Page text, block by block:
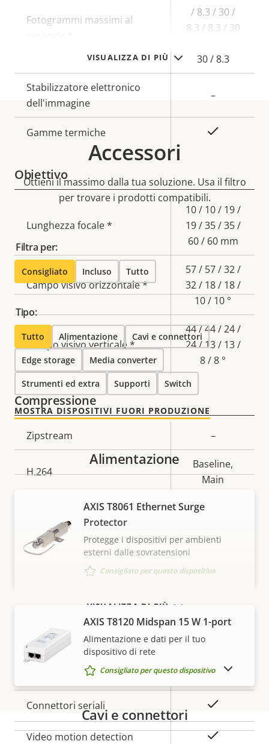
VISUALIZZA DI PIÙ
Fotogrammi massimi al
/ 8.3 / 30 /
8.3 / 8.3 / 30
30 / 8.3
Stabilizzatore elettronico
dell'immagine
–
Gamme termiche
Obiettivo
della
proprietà
Lunghezza focale *
10 / 10 / 19 /
19 / 35 / 35 /
60 / 60 mm
Campo visivo orizzontale *
57 / 57 / 32 /
32 / 18 / 18 /
10 / 10 °
Campo visivo verticale *
44 / 44 / 24 /
24 / 13 / 13 /
8 / 8 °
Compressione
Descrizione
della
proprietà
della
proprietà
Zipstream –
H.264
Baseline,
Main
Descrizione
Valore
della
Supporto audio
della
proprietà
Valore
della
proprietà
Rilevamento di suoni –
Antimanomissione attiva
Ingressi/uscite allarmi -
Connettori seriali
Video motion detection
Accessori
Ottieni il massimo dalla tua soluzione. Usa il filtro
per trovare i prodotti compatibili.
Filtra per:
Consigliato Incluso Tutto
Tipo:
Tutto Alimentazione Cavi e connettori
Edge storage Media converter
Strumenti ed extra Supporti Switch
MOSTRA DISPOSITIVI FUORI PRODUZIONE
VISUALIZZA DI PIÙ
Alimentazione
AXIS T8061 Ethernet Surge
Protector
Protegge i dispositivi per ambienti
esterni dalle sovratensioni
Consigliato per questo dispositivo
AXIS T8120 Midspan 15 W 1-port
Alimentazione e dati per il tuo
dispositivo di rete
Consigliato per questo dispositivo
Cavi e connettori
MOSTRA DISPOSITIVI FUORI PRODUZIONE